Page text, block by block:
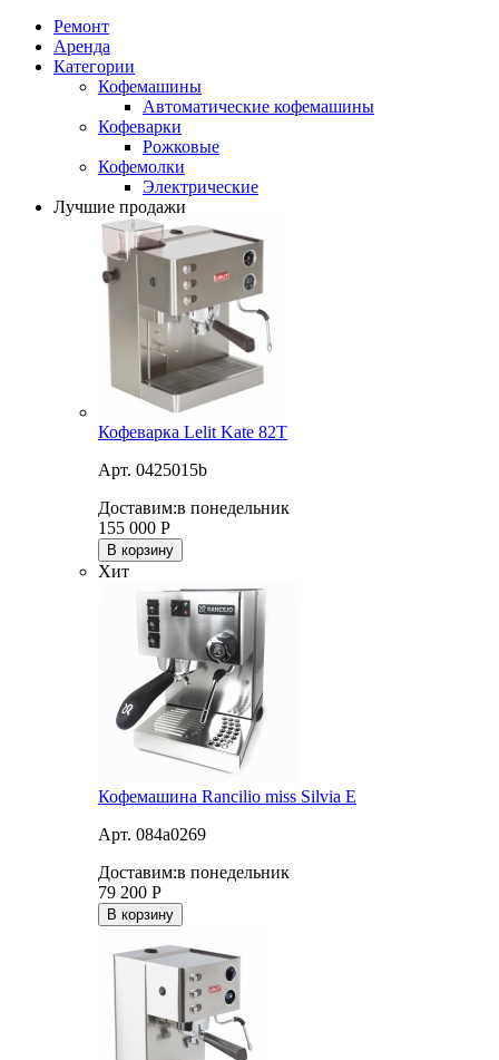
Ремонт
Аренда
Категории
Кофемашины
Автоматические кофемашины
Кофеварки
Рожковые
Кофемолки
Электрические
Лучшие продажи
Кофеварка Lelit Kate 82T
Арт. 0425015b
Доставим:в понедельник
155 000 Р
В корзину
Хит
Кофемашина Rancilio miss Silvia E
Арт. 084a0269
Доставим:в понедельник
79 200 Р
В корзину